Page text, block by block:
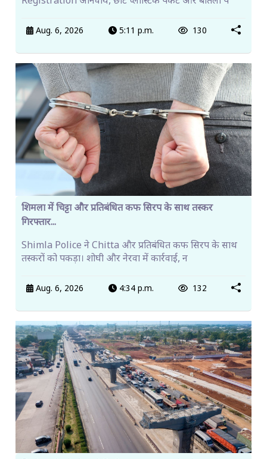
Aug. 6, 2026 5:11 p.m. 130
शिमला में चिट्टा और प्रतिबंधित कफ सिरप के साथ तस्कर
गिरफ्तार...
Shimla Police ने Chitta और प्रतिबंधित कफ सिरप के साथ
तस्करों को पकड़ा। शोघी और नेरवा में कार्रवाई, न
Aug. 6, 2026 4:34 p.m. 132